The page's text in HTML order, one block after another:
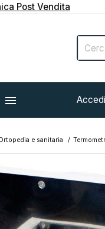
Post Vendita
 Accedi
e sanitaria